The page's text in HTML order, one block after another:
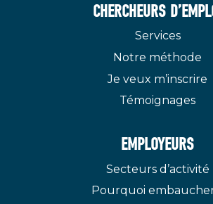
CHERCHEURS
Services
Notre méthode
Je veux m’inscrire
Témoignages
EMPLOYEURS
Secteurs d’activité
Pourquoi